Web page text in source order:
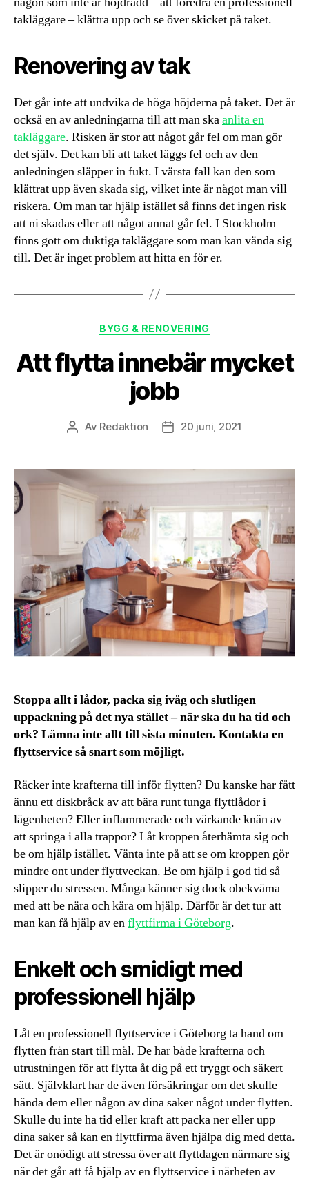
takläggare – klättra upp och se över skicket på taket.
Renovering av tak
Det går inte att undvika de höga höjderna på taket. Det är
också en av anledningarna till att man skaanlita en
takläggare. Risken är stor att något går fel om man gör
det själv. Det kan bli att taket läggs fel och av den
anledningen släpper in fukt. I värsta fall kan den som
klättrat upp även skada sig, vilket inte är något man vill
riskera. Om man tar hjälp istället så finns det ingen risk
att ni skadas eller att något annat går fel. I Stockholm
finns gott om duktiga takläggare som man kan vända sig
till. Det är inget problem att hitta en för er.
Kategorier
BYGG & RENOVERING
Att flytta innebär mycket
jobb
Inläggsförfattare
Av Redaktion Inläggsdatum
20 juni, 2021
Stoppa allt i lådor, packa sig iväg och slutligen
uppackning på det nya stället – när ska du ha tid och
ork? Lämna inte allt till sista minuten. Kontakta en
flyttservice så snart som möjligt.
Räcker inte krafterna till inför flytten? Du kanske har fått
ännu ett diskbråck av att bära runt tunga flyttlådor i
lägenheten? Eller inflammerade och värkande knän av
att springa i alla trappor? Låt kroppen återhämta sig och
be om hjälp istället. Vänta inte på att se om kroppen gör
mindre ont under flyttveckan. Be om hjälp i god tid så
slipper du stressen. Många känner sig dock obekväma
med att be nära och kära om hjälp. Därför är det tur att
man kan få hjälp av enflyttfirma i Göteborg.
Enkelt och smidigt med
professionell hjälp
Låt en professionell flyttservice i Göteborg ta hand om
flytten från start till mål. De har både krafterna och
utrustningen för att flytta åt dig på ett tryggt och säkert
sätt. Självklart har de även försäkringar om det skulle
hända dem eller någon av dina saker något under flytten.
Skulle du inte ha tid eller kraft att packa ner eller upp
dina saker så kan en flyttfirma även hjälpa dig med detta.
Det är onödigt att stressa över att flyttdagen närmare sig
när det går att få hjälp av en flyttservice i närheten av